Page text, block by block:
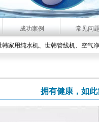
成功案例 常见问
车载空气净化器等产品。咨询
机、世韩管线机、空气净化器
拥有健康，如此